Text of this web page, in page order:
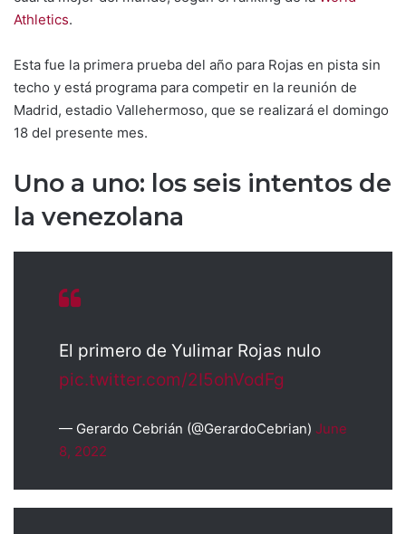
Athletics.
Esta fue la primera prueba del año para Rojas en pista sin
techo y está programa para competir en la reunión de
Madrid, estadio Vallehermoso, que se realizará el domingo
18 del presente mes.
Uno a uno: los seis intentos de
la venezolana
El primero de Yulimar Rojas nulo
pic.twitter.com/2I5ohVodFg
— Gerardo Cebrián (@GerardoCebrian) June
8, 2022